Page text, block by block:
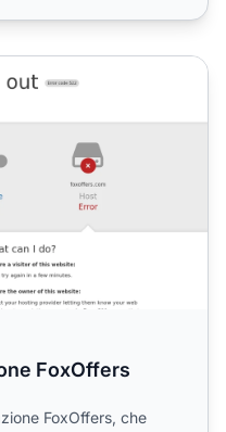
FoxOffers
FoxOffers, che